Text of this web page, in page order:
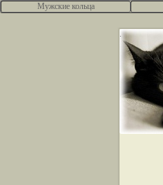
Мужские кольца
.